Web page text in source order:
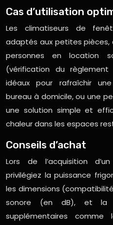
Cas d’utilisation
Les climatiseurs de
adaptés aux petites pièces,
personnes en location
(vérification du
idéaux pour rafraîchir
bureau à domicile, ou une
une solution simple et
chaleur dans les espaces
Conseils d’achat
Lors de l’acquisition
privilégiez la puissance
les dimensions
sonore (en dB), et la
supplémentaires